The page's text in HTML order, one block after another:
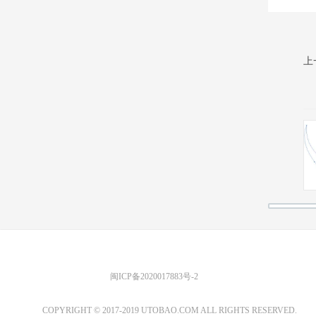
上
闽ICP备2020017883号-2
COPYRIGHT © 2017-2019 UTOBAO.COM ALL RIGHTS RESERVED.